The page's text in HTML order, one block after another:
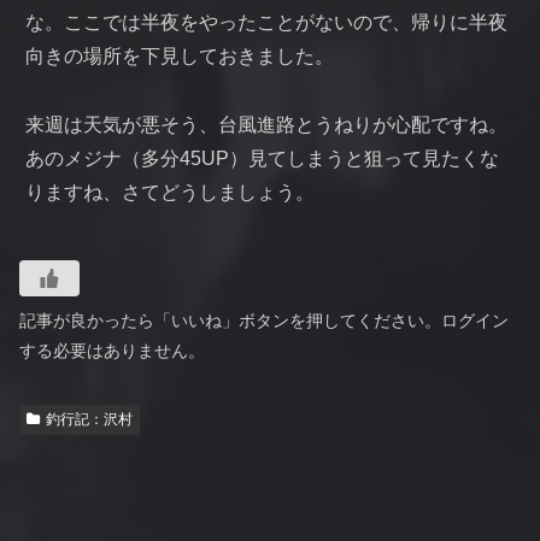
な。ここでは半夜をやったことがないので、帰りに半夜
向きの場所を下見しておきました。
来週は天気が悪そう、台風進路とうねりが心配ですね。
あのメジナ（多分45UP）見てしまうと狙って見たくな
りますね、さてどうしましょう。
記事が良かったら「いいね」ボタンを押してください。ログイン
する必要はありません。
釣行記：沢村